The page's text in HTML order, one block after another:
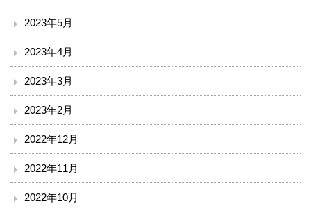
眼科
耳鼻咽喉科
漢方・疼痛緩和科
麻酔科
ドック・健診
2023年5月
2023年4月
2023年3月
2023年2月
2022年12月
2022年11月
2022年10月